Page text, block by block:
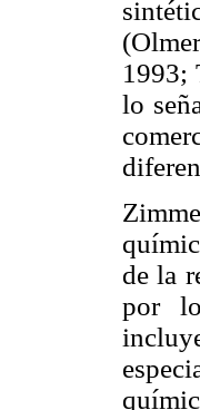
1993;
lo
de la
por